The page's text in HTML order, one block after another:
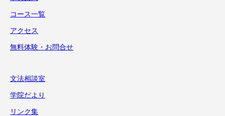
コース一覧
アクセス
無料体験・お問合せ
文法相談室
学院だより
リンク集